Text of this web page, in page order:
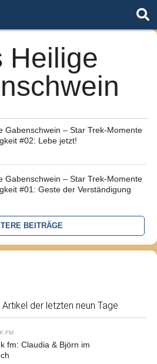
Heilige
Gabenschwein – Star Trek-Momente
#02: Lebe jetzt!
Gabenschwein – Star Trek-Momente
#01: Geste der Verständigung
BEITRÄGE
der letzten neun Tage.
FM
fm: Claudia & Björn im